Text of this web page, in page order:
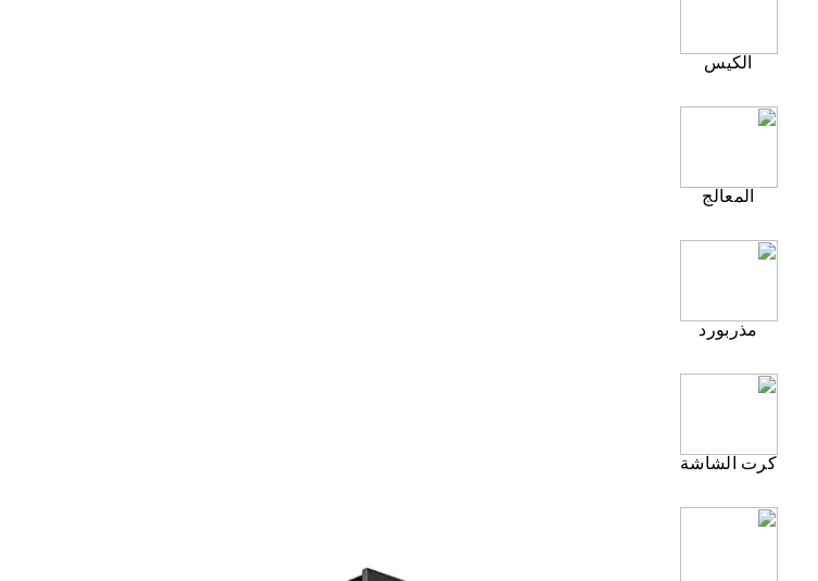
الكيس
المعالج
مذربورد
كرت الشاشة